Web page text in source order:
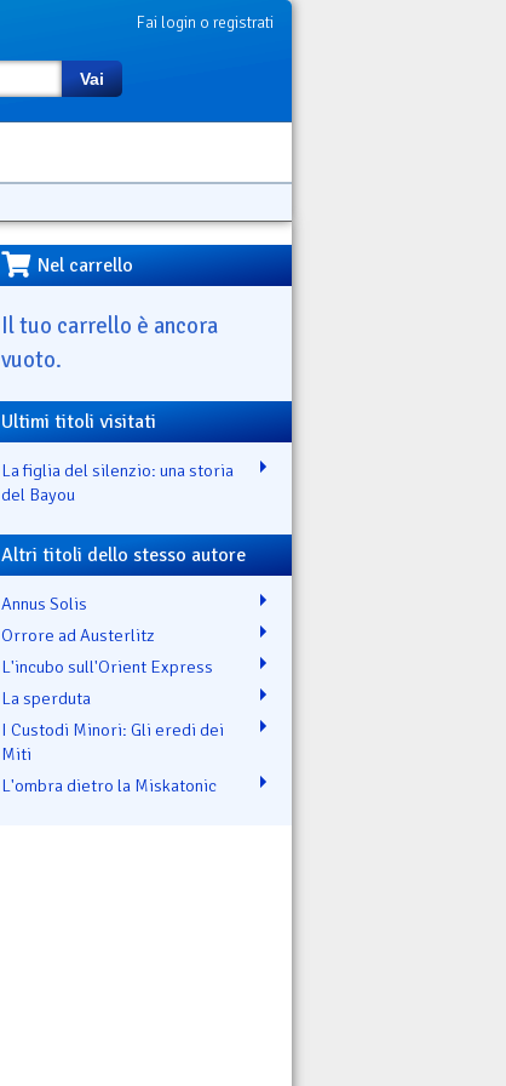
Fai login o registrati
Vai
Nel carrello
Il tuo carrello è ancora
vuoto.
Ultimi titoli visitati
La figlia del silenzio: una storia
del Bayou
Altri titoli dello stesso autore
Annus Solis
Orrore ad Austerlitz
L'incubo sull'Orient Express
La sperduta
I Custodi Minori: Gli eredi dei
Miti
L'ombra dietro la Miskatonic